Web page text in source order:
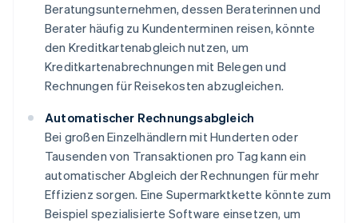
Beratungsunternehmen, dessen Beraterinnen und
Berater häufig zu Kundenterminen reisen, könnte
den Kreditkartenabgleich nutzen, um
Kreditkartenabrechnungen mit Belegen und
Rechnungen für Reisekosten abzugleichen.
Automatischer Rechnungsabgleich
Bei großen Einzelhändlern mit Hunderten oder
Tausenden von Transaktionen pro Tag kann ein
automatischer Abgleich der Rechnungen für mehr
Effizienz sorgen. Eine Supermarktkette könnte zum
Beispiel spezialisierte Software einsetzen, um